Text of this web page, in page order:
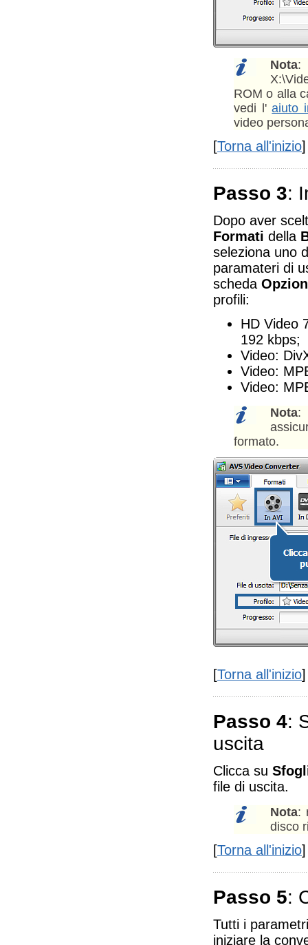
Nota:
ROM o alla
vedi l'aiuto
video
[Torna all'inizio]
Passo 3:
Dopo aver
Formati della
seleziona uno
paramateri di
scheda
profili:
HD Video
192 kbps;
Video:
Video:
Video:
Nota:
formato.
[Torna all'inizio]
Passo 4:
uscita
Clicca su
file di uscita.
Nota:
disco
[Torna all'inizio]
Passo 5:
Tutti i
iniziare la